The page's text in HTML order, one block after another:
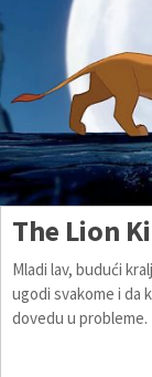
The Lion
Mladi lav, budući
ugodi svakome i da
dovedu u probleme.